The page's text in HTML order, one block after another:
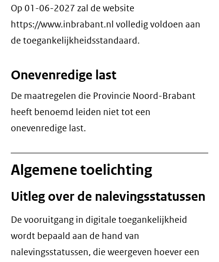
Op 01-06-2027 zal de website
https://www.inbrabant.nl volledig voldoen aan
de toegankelijkheidsstandaard.
Onevenredige last
De maatregelen die Provincie Noord-Brabant
heeft benoemd leiden niet tot een
onevenredige last.
Algemene toelichting
Uitleg over de nalevingsstatussen
De vooruitgang in digitale toegankelijkheid
wordt bepaald aan de hand van
nalevingsstatussen, die weergeven hoever een